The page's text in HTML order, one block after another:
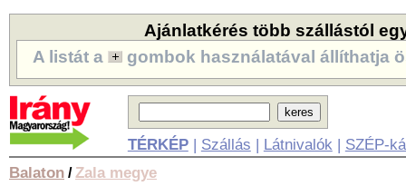
Ajánlatkérés több szállástól
A listát a
gombok használatával állíthatja
TÉRKÉP| Szállás | Látnivalók | SZÉP-
Balaton /Zala megye